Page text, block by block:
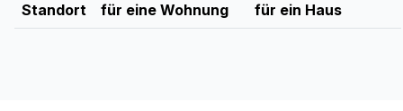
Standort
für eine Wohnung
für ein Haus